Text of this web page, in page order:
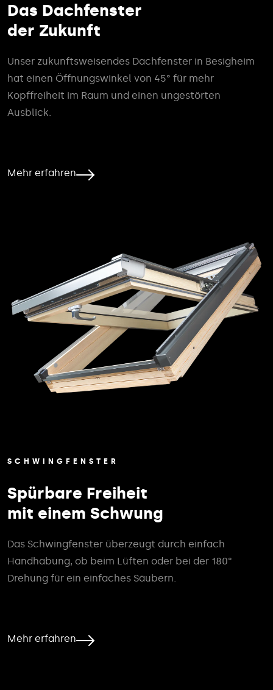
Das Dachfenster
der Zukunft
Unser zukunftsweisendes Dachfenster in Besigheim
hat einen Öffnungswinkel von 45° für mehr
Kopffreiheit im Raum und einen ungestörten
Ausblick.
Mehr erfahren
SCHWINGFENSTER
Spürbare Freiheit
mit einem Schwung
Das Schwingfenster überzeugt durch einfach
Handhabung, ob beim Lüften oder bei der 180°
Drehung für ein einfaches Säubern.
Mehr erfahren